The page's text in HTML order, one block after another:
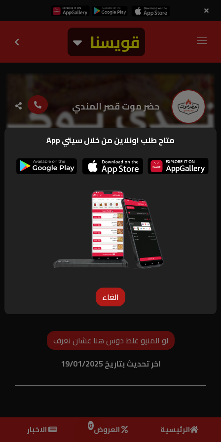
قويسنا
حضر موت قصر المندي
لو المنيو غلط دوس هنا عشان نعرف
اخر تحديث بتاريخ 19/01/2025
الرئيسية العروض0 الاخبار
متاح طلب اونلاين من خلال سيتي App
الغاء